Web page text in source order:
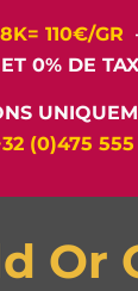
110€/GR
ET 0% DE
(0)475 555
Or